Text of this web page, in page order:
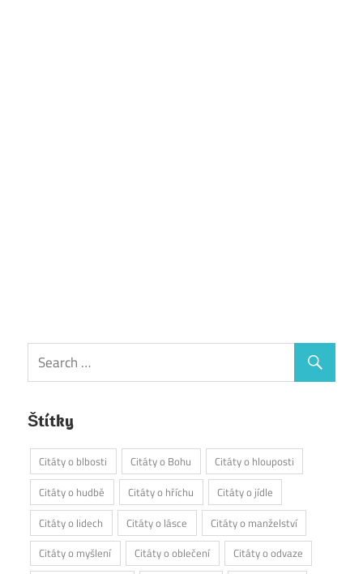
Štítky
Citáty o blbosti Citáty o Bohu
Citáty o hlouposti
Citáty o hudbě
Citáty o hříchu
Citáty o jídle
Citáty o lidech
Citáty o lásce
Citáty o manželství
Citáty o myšlení
Citáty o oblečení Citáty o odvaze